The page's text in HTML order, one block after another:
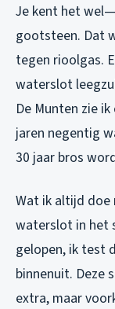
Je kent het
gootsteen. Dat
tegen rioolgas.
waterslot
De Munten zie
jaren negentig
30 jaar bros
Wat ik altijd
waterslot in het
gelopen, ik test
binnenuit. Deze
extra, maar